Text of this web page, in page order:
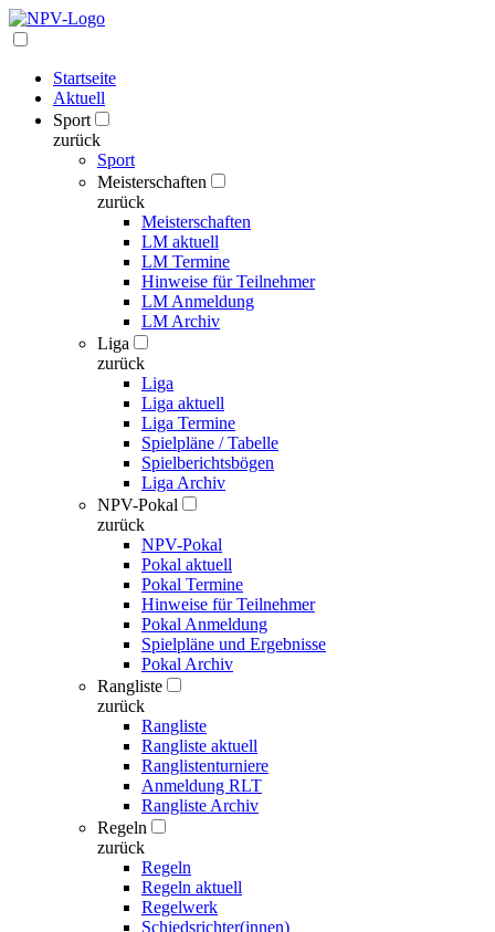
Startseite
Aktuell
Sport
zurück
Sport
Meisterschaften
zurück
Meisterschaften
LM aktuell
LM Termine
Hinweise für Teilnehmer
LM Anmeldung
LM Archiv
Liga
zurück
Liga
Liga aktuell
Liga Termine
Spielpläne / Tabelle
Spielberichtsbögen
Liga Archiv
NPV-Pokal
zurück
NPV-Pokal
Pokal aktuell
Pokal Termine
Hinweise für Teilnehmer
Pokal Anmeldung
Spielpläne und Ergebnisse
Pokal Archiv
Rangliste
zurück
Rangliste
Rangliste aktuell
Ranglistenturniere
Anmeldung RLT
Rangliste Archiv
Regeln
zurück
Regeln
Regeln aktuell
Regelwerk
Schiedsrichter(innen)